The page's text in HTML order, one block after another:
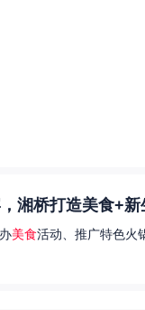
湘桥打造美食+
美食活动、推广特色火